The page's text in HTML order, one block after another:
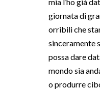
mia l’ho già
giornata di
orribili che
sinceramente
possa dare
mondo sia
o produrre